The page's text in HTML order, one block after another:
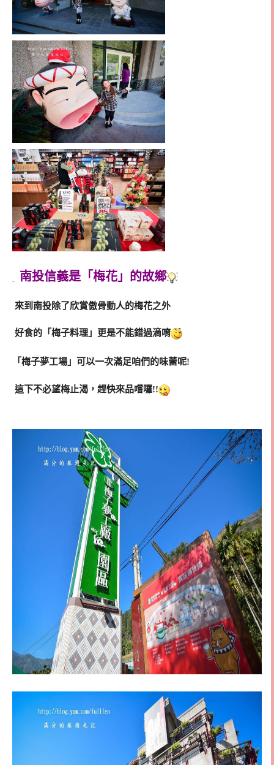
南投信義是「梅花」的故鄉
來到南投除了欣賞傲骨動人的梅花之外
好食的「梅子料理」更是不能錯過滴唷
「梅子夢工場」可以一次滿足咱們的味蕾呢!
這下不必望梅止渴，趕快來品嚐囉!!